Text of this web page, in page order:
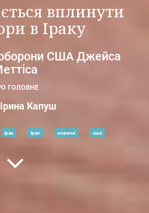
вплинути
в Іраку
оборони США Джейса
ГОЛОВНЕ
Ірина Капуш
Ірак Іран новини сша